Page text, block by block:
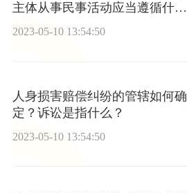
主体从事民事活动应当遵循什么
原则？
2023-05-10 13:54:50
人身损害赔偿纠纷的管辖如何确
定？诉讼是指什么？
2023-05-10 13:54:50